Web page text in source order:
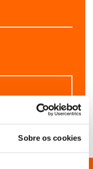
Sobre os cookies